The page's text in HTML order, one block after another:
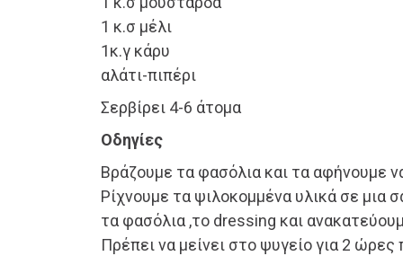
1 κ.σ μέλι
1κ.γ κάρυ
αλάτι-πιπέρι
Σερβίρει 4-6 άτομα
Οδηγίες
Βράζουμε τα φασόλια και τα αφήνουμε
Ρίχνουμε τα ψιλοκομμένα υλικά σε μια
τα φασόλια ,το dressing και
Πρέπει να μείνει στο ψυγείο για 2 ώρες